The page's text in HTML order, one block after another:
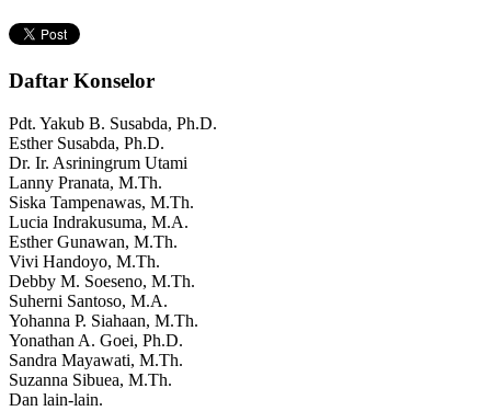
Daftar Konselor
Pdt. Yakub B. Susabda, Ph.D.
Esther Susabda, Ph.D.
Dr. Ir. Asriningrum Utami
Lanny Pranata, M.Th.
Siska Tampenawas, M.Th.
Lucia Indrakusuma, M.A.
Esther Gunawan, M.Th.
Vivi Handoyo, M.Th.
Debby M. Soeseno, M.Th.
Suherni Santoso, M.A.
Yohanna P. Siahaan, M.Th.
Yonathan A. Goei, Ph.D.
Sandra Mayawati, M.Th.
Suzanna Sibuea, M.Th.
Dan lain-lain.